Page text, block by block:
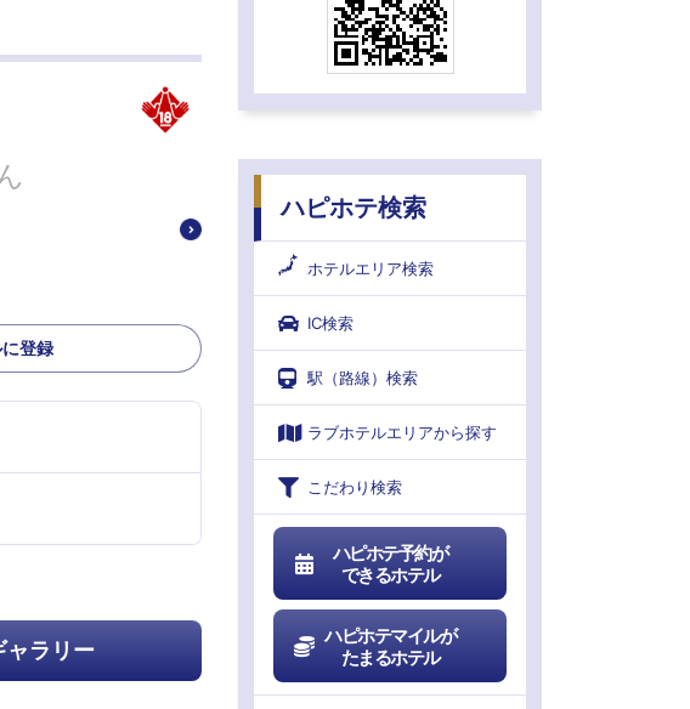
登録
ャラリー
ハピホテ検索
ホテルエリア検索
IC検索
駅（路線）検索
ラブホテルエリアから探す
こだわり検索
ハピホテ予約が
できるホテル
ハピホテマイルが
たまるホテル